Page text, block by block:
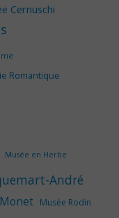
Cernuschi
Romantique
Musée en Herbe
André
Musée Rodin